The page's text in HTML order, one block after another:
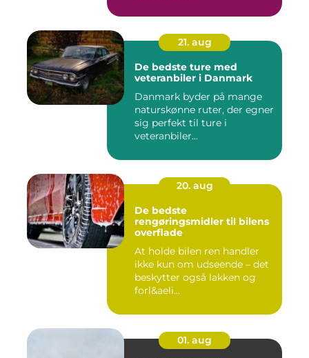
21. aug
De bedste ture med
veteranbiler i Danmark
Danmark byder på mange
naturskønne ruter, der egner
sig perfekt til ture i
veteranbiler...
20. aug
De bedste
rengøringsmidler til bilens
overflade
At holde bilen ren handler
ikke kun om udseende – det
beskytter også lakken og
forl&aeli...
01. aug